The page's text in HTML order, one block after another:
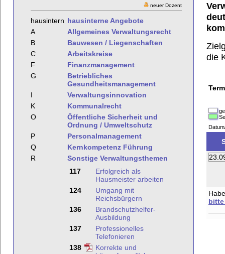
neuer Dozent
hausintern hausinterne Angebote
A
Allgemeines Verwaltungsrecht
B
Bauwesen / Liegenschaften
C
Arbeitskreise
F
Finanzmanagement
G
Betriebliches
Gesundheitsmanagement
I
Verwaltungsinnovation
K
Kommunalrecht
O
Öffentliche Sicherheit und
Ordnung / Umweltschutz
P
Personalmanagement
Q
Kernkompetenz Führung
R
Sonstige Verwaltungsthemen
117
Erfolgreich als
Hausmeister arbeiten
124
Umgang mit
Reichsbürgern
136
Brandschutzhelfer-
Ausbildung
137
Professionelles
Telefonieren
138
Korrekte und
die
bitte